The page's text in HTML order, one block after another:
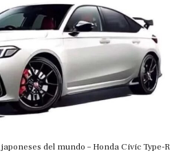
del mundo – Honda Civic Type-R